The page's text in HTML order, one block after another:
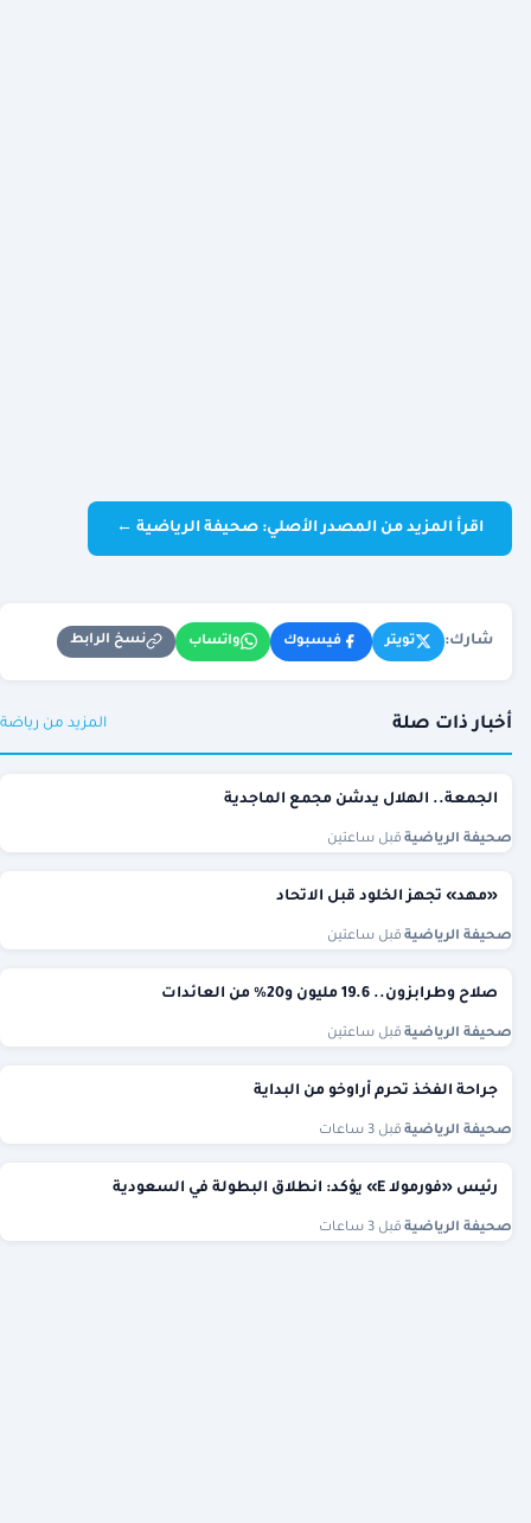
اقرأ المزيد من المصدر الأصلي: صحيفة الرياضية ←
شارك: تويتر فيسبوك واتساب نسخ الرابط
أخبار ذات صلة المزيد من رياضة
الجمعة.. الهلال يدشن مجمع الماجدية
صحيفة الرياضية قبل ساعتين
«مهد» تجهز الخلود قبل الاتحاد
صحيفة الرياضية قبل ساعتين
صلاح وطرابزون.. 19.6 مليون و20% من العائدات
صحيفة الرياضية قبل ساعتين
جراحة الفخذ تحرم أراوخو من البداية
صحيفة الرياضية قبل 3 ساعات
رئيس «فورمولا E» يؤكد: انطلاق البطولة في السعودية
صحيفة الرياضية قبل 3 ساعات